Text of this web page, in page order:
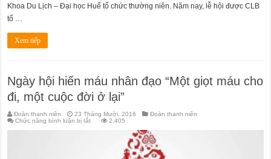
Khoa Du Lịch – Đại học Huế tổ chức thường niên. Năm nay, lễ hội được CLB
tổ …
Xem tiếp
Ngày hội hiến máu nhân đạo “Một giọt máu cho
đi, một cuộc đời ở lại”
Đoàn thanh niên 23 Tháng Mười, 2016
Đoàn thanh niên
Chức năng bình luận bị tắtở
2,405